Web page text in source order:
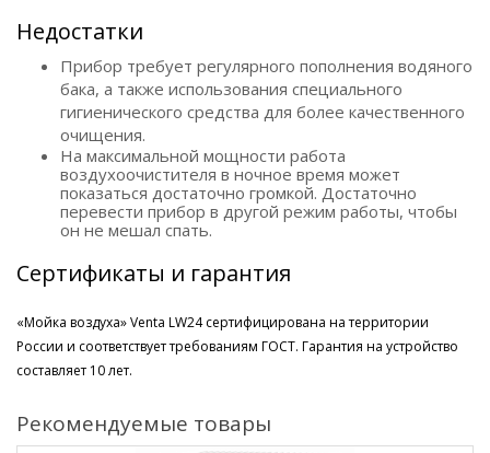
Недостатки
Прибор требует регулярного пополнения водяного
бака, а также использования специального
гигиенического средства для более качественного
очищения.
На максимальной мощности работа
воздухоочистителя в ночное время может
показаться достаточно громкой. Достаточно
перевести прибор в другой режим работы, чтобы
он не мешал спать.
Сертификаты и гарантия
«Мойка воздуха» Venta LW24 сертифицирована на территории
России и соответствует требованиям ГОСТ. Гарантия на устройство
составляет 10 лет.
Рекомендуемые товары